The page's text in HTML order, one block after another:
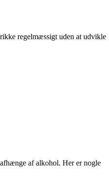
regelmæssigt uden at udvikle
af alkohol. Her er nogle